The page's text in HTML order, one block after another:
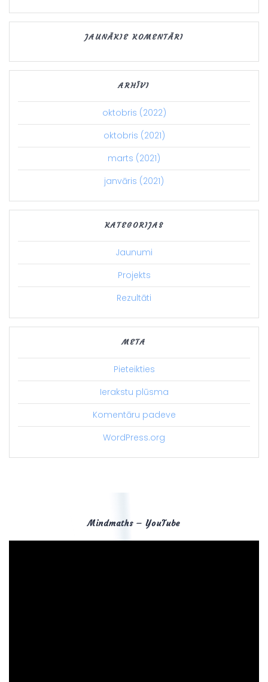
JAUNĀKIE KOMENTĀRI
ARHĪVI
oktobris (2022)
oktobris (2021)
marts (2021)
janvāris (2021)
KATEGORIJAS
Jaunumi
Projekts
Rezultāti
META
Pieteikties
Ierakstu plūsma
Komentāru padeve
WordPress.org
Mindmaths – YouTube